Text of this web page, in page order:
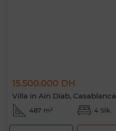
15.500.000 DH
Villa in Ain Diab, Casablanca
487 m² 4 Slk.